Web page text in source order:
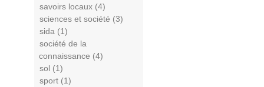
savoirs locaux (4)
sciences et société (3)
sida (1)
société de la
connaissance (4)
sol (1)
sport (1)